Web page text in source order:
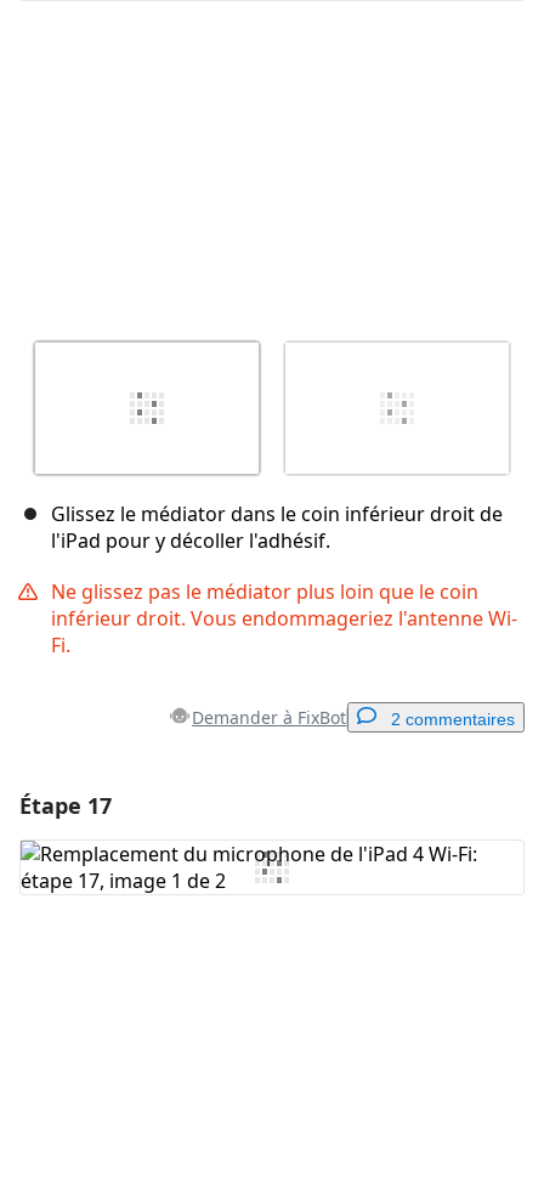
Glissez le médiator dans le coin inférieur droit de
l'iPad pour y décoller l'adhésif.
Ne glissez pas le médiator plus loin que le coin
inférieur droit. Vous endommageriez l'antenne Wi-
Fi.
Demander à FixBot 2 commentaires
Ajouter un commentaire
Étape 17